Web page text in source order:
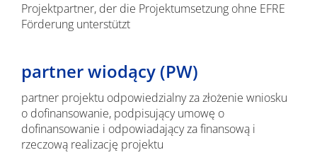
Projektpartner, der die Projektumsetzung ohne EFRE
Förderung unterstützt
partner wiodący (PW)
partner projektu odpowiedzialny za złożenie wniosku
o dofinansowanie, podpisujący umowę o
dofinansowanie i odpowiadający za finansową i
rzeczową realizację projektu